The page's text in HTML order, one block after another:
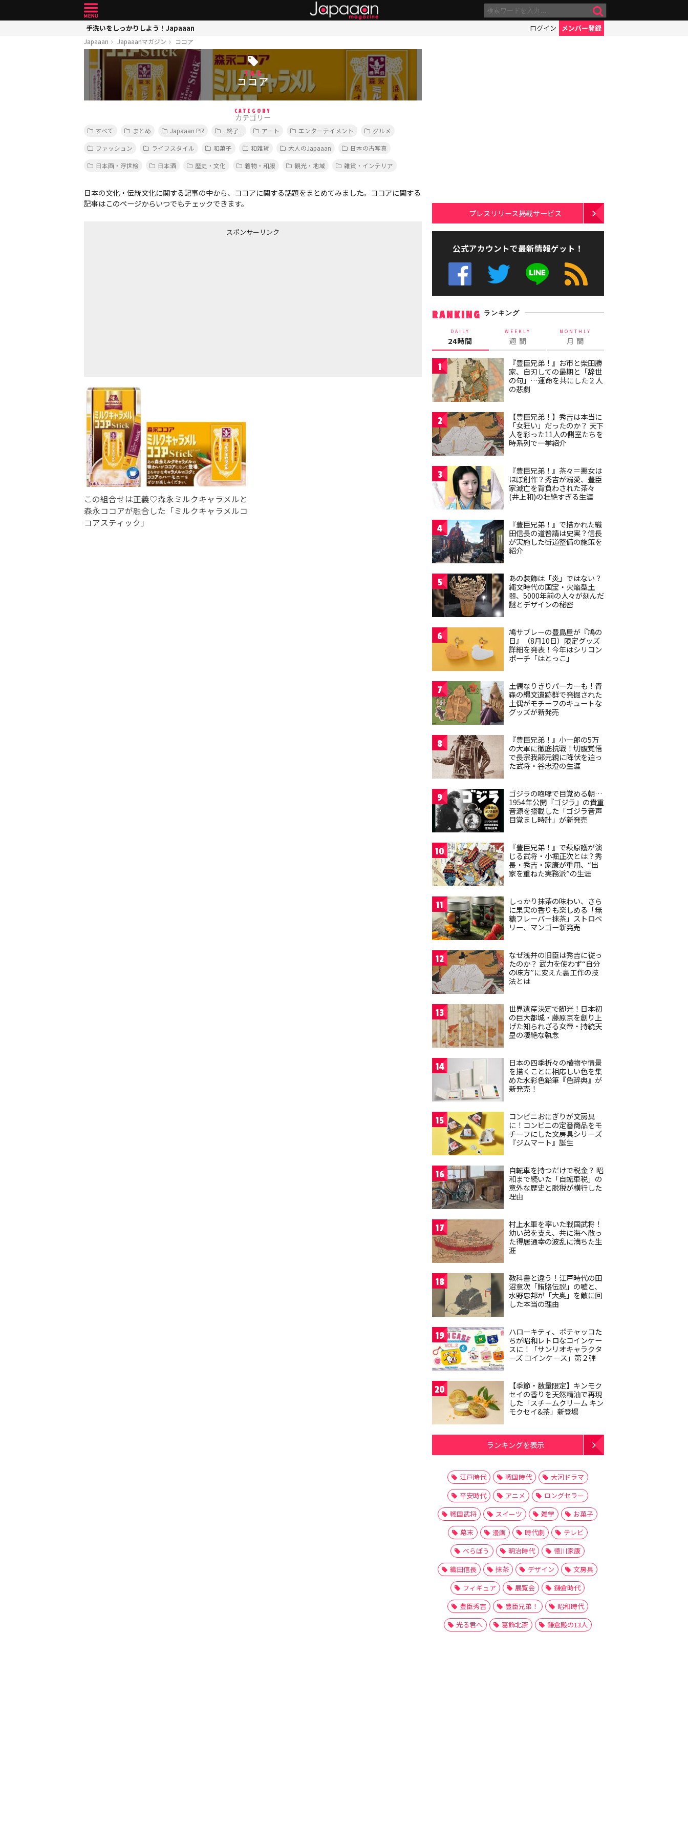
手洗いをしっかりしよう！Japaaan ログイン メンバー登録
Japaaan Japaaanマガジン ココア
TAG
ココア
CATEGORY
カテゴリー
すべて まとめ Japaaan PR _終了_ アート エンターテイメント
グルメ
ファッション
ライフスタイル 和菓子 和雑貨 大人のJapaaan
日本の古写真
日本画・浮世絵
日本酒 歴史・文化 着物・和服 観光・地域 雑貨・インテリア
日本の文化・伝統文化に関する記事の中から、ココアに関する話題をまとめてみました。ココアに関する
記事はこのページからいつでもチェックできます。
スポンサーリンク
この組合せは正義♡森永ミルクキャラメルと
森永ココアが融合した「ミルクキャラメルコ
コアスティック」
プレスリリース掲載サービス
公式アカウントで最新情報ゲット！
RANKING ランキング
DAILY
24時間
WEEKLY
週 間
MONTHLY
月 間
1
『豊臣兄弟！』お市と柴田勝
家、自刃しての最期と「辞世
の句」…運命を共にした２人
の悲劇
2
【豊臣兄弟！】秀吉は本当に
「女狂い」だったのか？ 天下
人を彩った11人の側室たちを
時系列で一挙紹介
3
『豊臣兄弟！』茶々＝悪女は
ほぼ創作？秀吉が溺愛、豊臣
家滅亡を背負わされた茶々
(井上和)の壮絶すぎる生涯
4
『豊臣兄弟！』で描かれた織
田信長の道普請は史実？信長
が実施した街道整備の施策を
紹介
5
あの装飾は「炎」ではない？
縄文時代の国宝・火焔型土
器、5000年前の人々が刻んだ
謎とデザインの秘密
6
鳩サブレーの豊島屋が『鳩の
日』（8月10日）限定グッズ
詳細を発表！今年はシリコン
ポーチ「はとっこ」
7
土偶なりきりパーカーも！青
森の縄文遺跡群で発掘された
土偶がモチーフのキュートな
グッズが新発売
8
『豊臣兄弟！』小一郎の5万
の大軍に徹底抗戦！切腹覚悟
で長宗我部元親に降伏を迫っ
た武将・谷忠澄の生涯
9
ゴジラの咆哮で目覚める朝…
1954年公開『ゴジラ』の貴重
音源を搭載した「ゴジラ音声
目覚まし時計」が新発売
10
『豊臣兄弟！』で萩原護が演
じる武将・小堀正次とは？秀
長・秀吉・家康が重用、“出
家を重ねた実務派”の生涯
11
しっかり抹茶の味わい、さら
に果実の香りも楽しめる「無
糖フレーバー抹茶」ストロベ
リー、マンゴー新発売
12
なぜ浅井の旧臣は秀吉に従っ
たのか？ 武力を使わず“自分
の味方”に変えた裏工作の技
法とは
13
世界遺産決定で脚光！日本初
の巨大都城・藤原京を創り上
げた知られざる女帝・持統天
皇の凄絶な執念
14
日本の四季折々の植物や情景
を描くことに相応しい色を集
めた水彩色鉛筆『色辞典』が
新発売！
15
コンビニおにぎりが文房具
に！コンビニの定番商品をモ
チーフにした文房具シリーズ
『ジムマート』誕生
16
自転車を持つだけで税金？ 昭
和まで続いた「自転車税」の
意外な歴史と脱税が横行した
理由
17
村上水軍を率いた戦国武将！
幼い弟を支え、共に海へ散っ
た得居通幸の波乱に満ちた生
涯
18
教科書と違う！江戸時代の田
沼意次「賄賂伝説」の嘘と、
水野忠邦が「大奥」を敵に回
した本当の理由
19
ハローキティ、ポチャッコた
ちが昭和レトロなコインケー
スに！「サンリオキャラクタ
ーズ コインケース」第２弾
20
【季節・数量限定】キンモク
セイの香りを天然精油で再現
した「スチームクリーム キン
モクセイ&茶」新登場
ランキングを表示
江戸時代 戦国時代
大河ドラマ
平安時代
アニメ
ロングセラー
戦国武将
スイーツ 雑学
お菓子
幕末
漫画 時代劇
テレビ
べらぼう
明治時代
徳川家康
織田信長
抹茶 デザイン
文房具
フィギュア
展覧会
鎌倉時代
豊臣秀吉
豊臣兄弟！
昭和時代
光る君へ
葛飾北斎 鎌倉殿の13人